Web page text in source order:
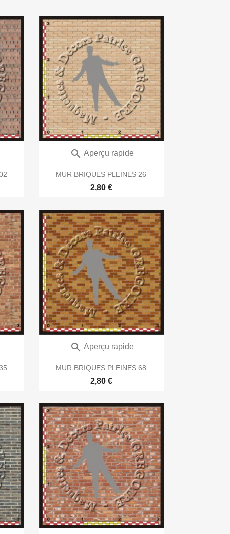
MUR BRIQUES PLEINES 26
2,80 €
 Aperçu rapide
MUR BRIQUES PLEINES 68
2,80 €
 Aperçu rapide